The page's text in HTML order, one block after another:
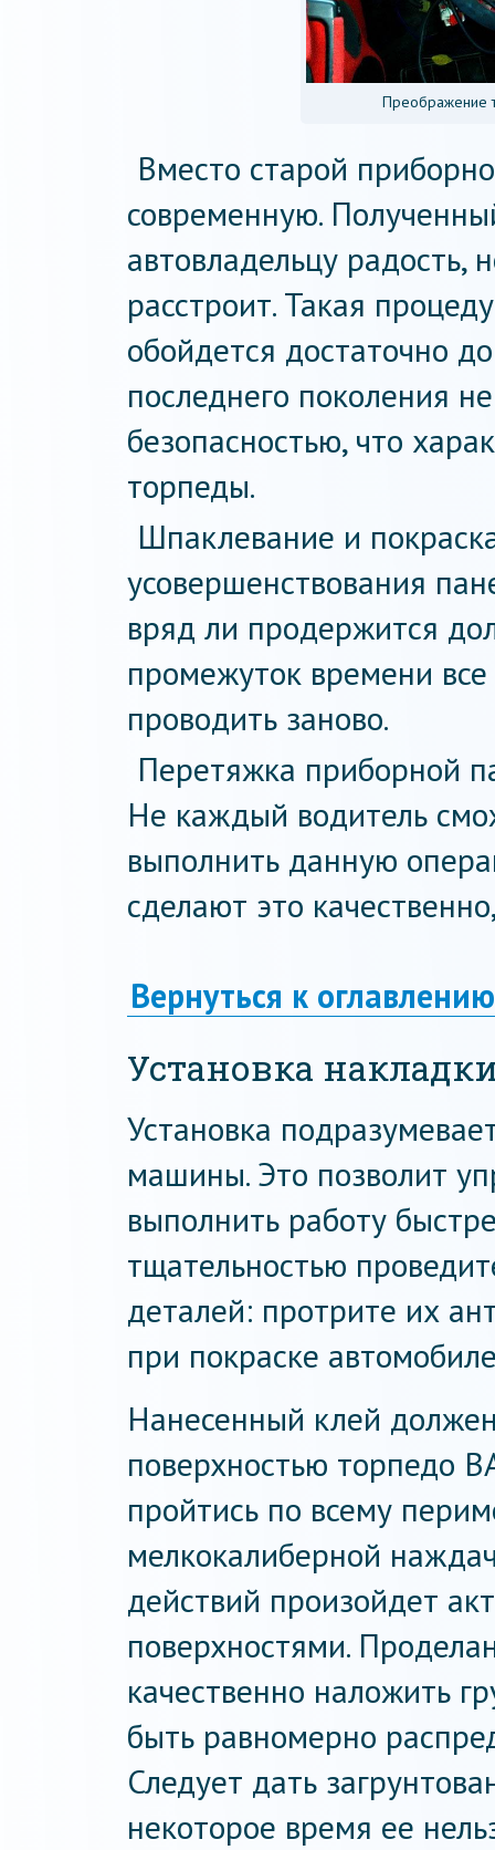
Преображение
Вместо старой
современную.
автовладельцу радость,
расстроит. Такая
обойдется достаточно
последнего поколения
безопасностью, что
торпеды.
Шпаклевание и
усовершенствования
вряд ли продержится
промежуток времени
проводить заново.
Перетяжка приборной
Не каждый водитель
выполнить данную
сделают это
Вернуться к оглавлению
Установка
Установка
машины. Это позволит
выполнить работу
тщательностью
деталей: протрите их
при покраске
Нанесенный клей
поверхностью торпедо
пройтись по всему
мелкокалиберной
действий произойдет
поверхностями.
качественно наложить
быть равномерно
Следует дать
некоторое время ее